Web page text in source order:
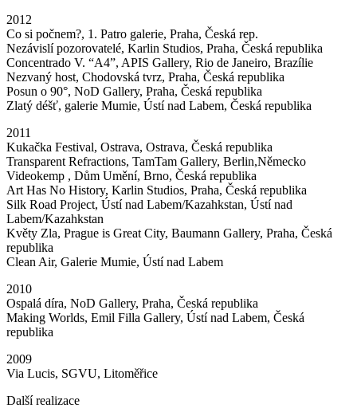
2012
Co si počnem?, 1. Patro galerie, Praha, Česká rep.
Nezávislí pozorovatelé, Karlin Studios, Praha, Česká republika
Concentrado V. “A4”, APIS Gallery, Rio de Janeiro, Brazílie
Nezvaný host, Chodovská tvrz, Praha, Česká republika
Posun o 90°, NoD Gallery, Praha, Česká republika
Zlatý déšť, galerie Mumie, Ústí nad Labem, Česká republika
2011
Kukačka Festival, Ostrava, Ostrava, Česká republika
Transparent Refractions, TamTam Gallery, Berlin,Německo
Videokemp , Dům Umění, Brno, Česká republika
Art Has No History, Karlin Studios, Praha, Česká republika
Silk Road Project, Ústí nad Labem/Kazahkstan, Ústí nad
Labem/Kazahkstan
Květy Zla, Prague is Great City, Baumann Gallery, Praha, Česká
republika
Clean Air, Galerie Mumie, Ústí nad Labem
2010
Ospalá díra, NoD Gallery, Praha, Česká republika
Making Worlds, Emil Filla Gallery, Ústí nad Labem, Česká
republika
2009
Via Lucis, SGVU, Litoměřice
Další realizace